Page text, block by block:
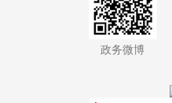
政务微博